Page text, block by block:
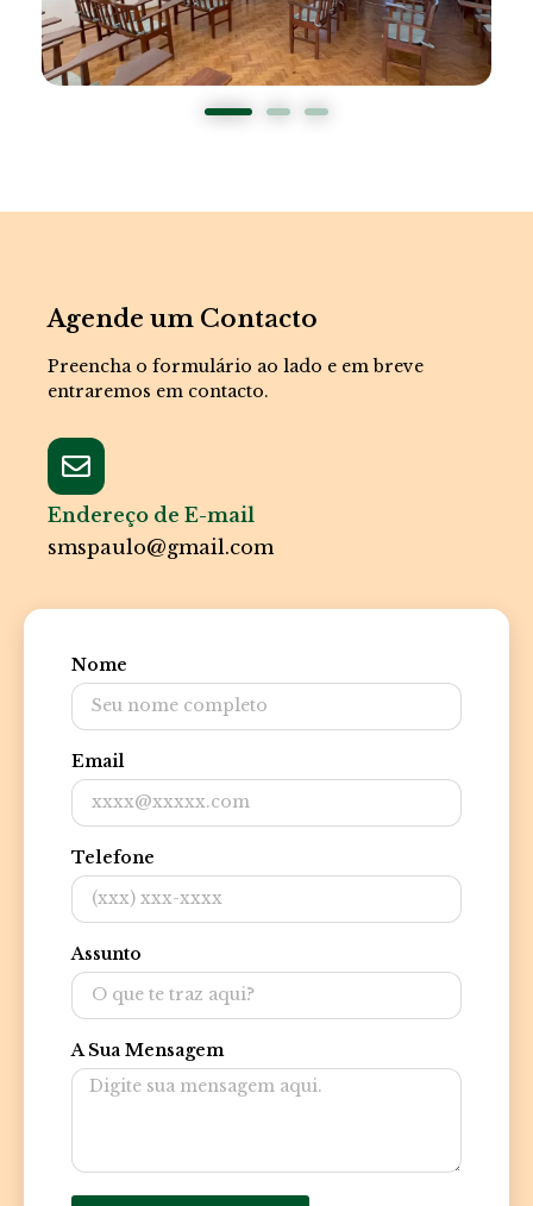
Nome
Email
Telefone
Assunto
A Sua Mensagem
Agende um Contacto
Preencha o formulário ao lado e em breve
entraremos em contacto.
Endereço de E-mail
smspaulo@gmail.com